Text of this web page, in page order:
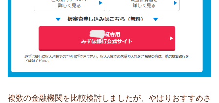
複数の金融機関を比較検討しましたが、やはりおすすめさ